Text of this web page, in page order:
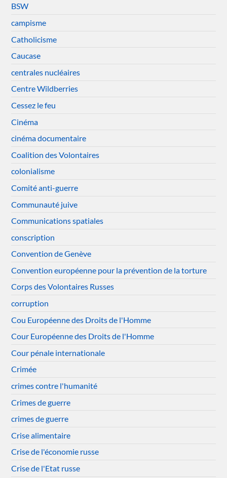
BSW
campisme
Catholicisme
Caucase
centrales nucléaires
Centre Wildberries
Cessez le feu
Cinéma
cinéma documentaire
Coalition des Volontaires
colonialisme
Comité anti-guerre
Communauté juive
Communications spatiales
conscription
Convention de Genève
Convention européenne pour la prévention de la torture
Corps des Volontaires Russes
corruption
Cou Européenne des Droits de l'Homme
Cour Européenne des Droits de l'Homme
Cour pénale internationale
Crimée
crimes contre l'humanité
Crimes de guerre
crimes de guerre
Crise alimentaire
Crise de l'économie russe
Crise de l'Etat russe